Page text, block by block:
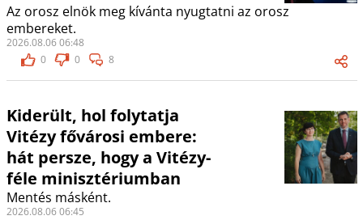
Az orosz elnök meg kívánta nyugtatni az orosz
embereket.
2026.08.06 06:48
0
0 8
Kiderült, hol folytatja
Vitézy fővárosi embere:
hát persze, hogy a Vitézy-
féle minisztériumban
Mentés másként.
2026.08.06 06:45